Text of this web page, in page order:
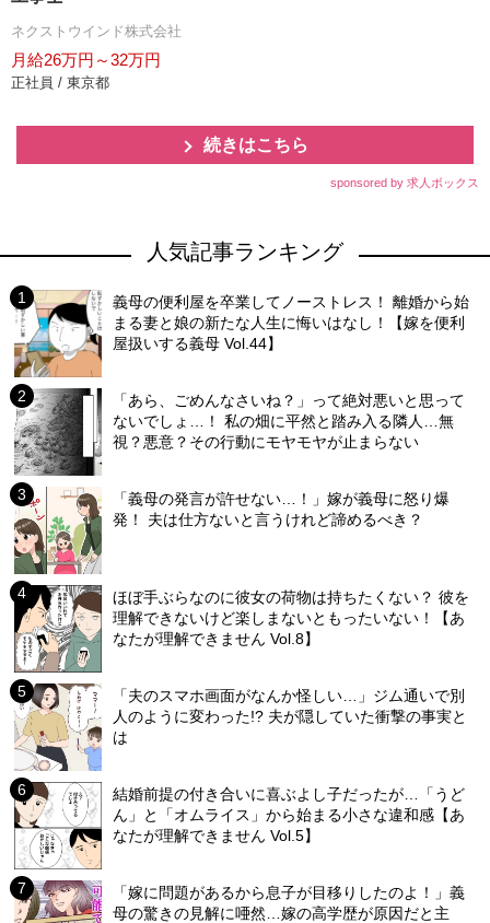
ネクストウインド株式会社
月給26万円～32万円
正社員 / 東京都
続きはこちら
sponsored by 求人ボックス
人気記事ランキング
義母の便利屋を卒業してノーストレス！ 離婚から始
まる妻と娘の新たな人生に悔いはなし！【嫁を便利
屋扱いする義母 Vol.44】
「あら、ごめんなさいね？」って絶対悪いと思って
ないでしょ…！ 私の畑に平然と踏み入る隣人…無
視？悪意？その行動にモヤモヤが止まらない
「義母の発言が許せない…！」嫁が義母に怒り爆
発！ 夫は仕方ないと言うけれど諦めるべき？
ほぼ手ぶらなのに彼女の荷物は持ちたくない？ 彼を
理解できないけど楽しまないともったいない！【あ
なたが理解できません Vol.8】
「夫のスマホ画面がなんか怪しい…」ジム通いで別
人のように変わった!? 夫が隠していた衝撃の事実と
は
結婚前提の付き合いに喜ぶよし子だったが…「うど
ん」と「オムライス」から始まる小さな違和感【あ
なたが理解できません Vol.5】
「嫁に問題があるから息子が目移りしたのよ！」義
母の驚きの見解に唖然…嫁の高学歴が原因だと主